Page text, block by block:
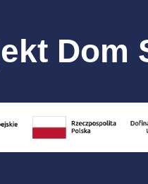
Dom